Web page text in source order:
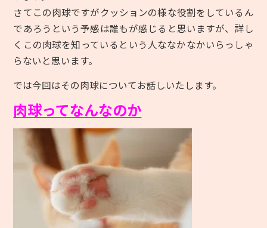
さてこの肉球ですがクッションの様な役割をしているん
であろうという予感は誰もが感じると思いますが、詳し
くこの肉球を知っているという人ななかなかいらっしゃ
らないと思います。
では今回はその肉球についてお話しいたします。
肉球ってなんなのか